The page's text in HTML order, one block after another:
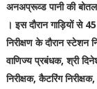
अनअप्रूव्ड पानी की बोतल
। इस दौरान गाड़ियों से
निरीक्षण के दौरान स्टेशन
वाणिज्य प्रबंधक, श्री
निरीक्षक, कैटरिंग